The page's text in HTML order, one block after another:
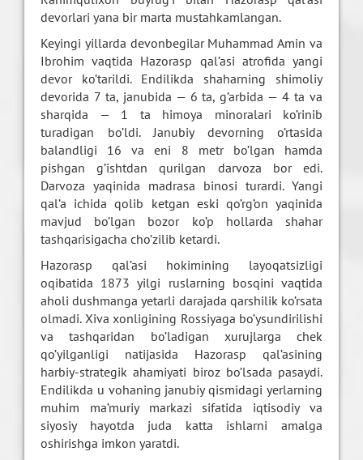
devorlari yana bir marta mustahkamlangan.
Keyingi yillarda devonbegilar Muhammad Amin va
Ibrohim vaqtida Hazorasp qal’asi atrofida yangi
devor ko’tarildi. Endilikda shaharning shimoliy
devorida 7 ta, janubida — 6 ta, g’arbida — 4 ta va
sharqida — 1 ta himoya minoralari ko’rinib
turadigan bo’ldi. Janubiy devorning o’rtasida
balandligi 16 va eni 8 metr bo’lgan hamda
pishgan g’ishtdan qurilgan darvoza bor edi.
Darvoza yaqinida madrasa binosi turardi. Yangi
qal’a ichida qolib ketgan eski qo’rg’on yaqinida
mavjud bo’lgan bozor ko’p hollarda shahar
tashqarisigacha cho’zilib ketardi.
Hazorasp qal’asi hokimining layoqatsizligi
oqibatida 1873 yilgi ruslarning bosqini vaqtida
aholi dushmanga yetarli darajada qarshilik ko’rsata
olmadi. Xiva xonligining Rossiyaga bo’ysundirilishi
va tashqaridan bo’ladigan xurujlarga chek
qo’yilganligi natijasida Hazorasp qal’asining
harbiy-strategik ahamiyati biroz bo’lsada pasaydi.
Endilikda u vohaning janubiy qismidagi yerlarning
muhim ma’muriy markazi sifatida iqtisodiy va
siyosiy hayotda juda katta ishlarni amalga
oshirishga imkon yaratdi.